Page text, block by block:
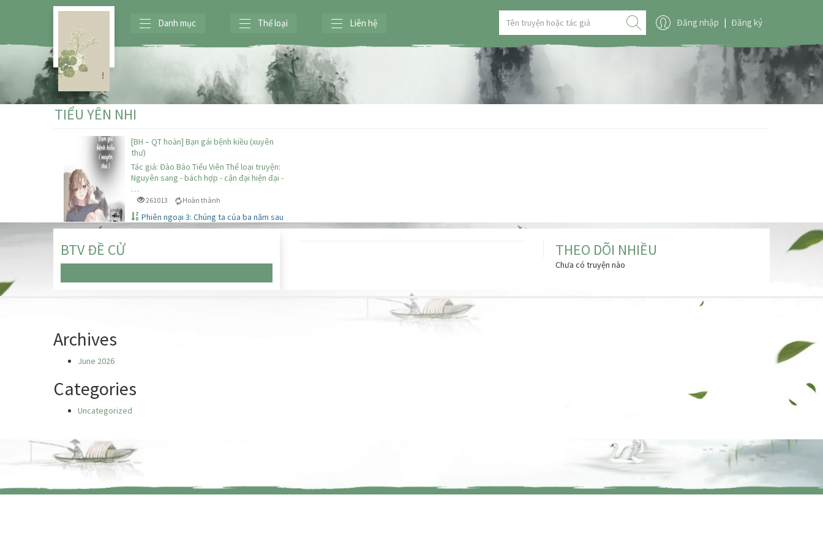
Danh mục Thể loại Liên hệ Đăng nhập | Đăng ký
TIỂU YÊN NHI
[BH – QT hoàn] Bạn gái bệnh kiều (xuyên
thư)
Tác giả: Đào Bảo Tiểu Viên Thể loại truyện:
Nguyên sang - bách hợp - cận đại hiện đại -
…
261013 Hoàn thành
Phiên ngoại 3: Chúng ta của ba năm sau
BTV ĐỀ CỬ THEO DÕI NHIỀU
Chưa có truyện nào
Archives
June 2026
Categories
Uncategorized